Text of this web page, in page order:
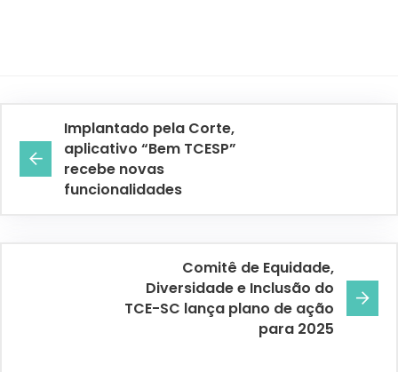
Implantado pela Corte,
aplicativo “Bem TCESP”
recebe novas
funcionalidades
Comitê de Equidade,
Diversidade e Inclusão do
TCE-SC lança plano de ação
para 2025